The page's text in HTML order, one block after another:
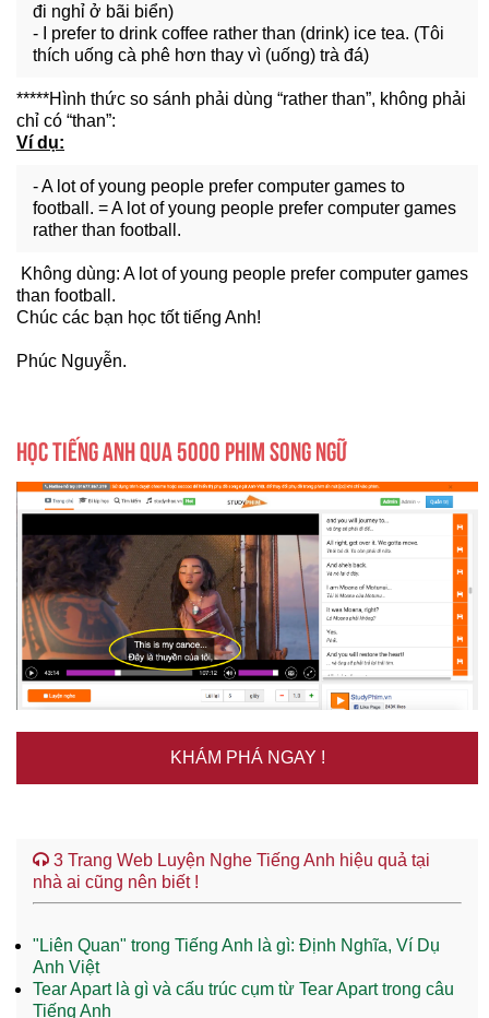
đi nghỉ ở bãi biển)
- I prefer to drink coffee rather than (drink) ice tea. (Tôi
thích uống cà phê hơn thay vì (uống) trà đá)
*****Hình thức so sánh phải dùng “rather than”, không phải
chỉ có “than”:
Ví dụ:
- A lot of young people prefer computer games to
football. = A lot of young people prefer computer games
rather than football.
Không dùng: A lot of young people prefer computer games
than football.
Chúc các bạn học tốt tiếng Anh!
Phúc Nguyễn.
HỌC TIẾNG ANH QUA 5000 PHIM SONG NGỮ
KHÁM PHÁ NGAY !
3 Trang Web Luyện Nghe Tiếng Anh hiệu quả tại
nhà ai cũng nên biết !
"Liên Quan" trong Tiếng Anh là gì: Định Nghĩa, Ví Dụ
Anh Việt
Tear Apart là gì và cấu trúc cụm từ Tear Apart trong câu
Tiếng Anh